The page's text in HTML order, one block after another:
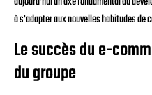
à s'adapter aux nouvelles habitudes de
Le succès du e-
du groupe